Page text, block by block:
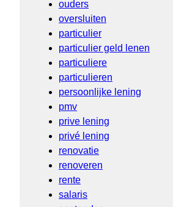
ouders
oversluiten
particulier
particulier geld lenen
particuliere
particulieren
persoonlijke lening
pmv
prive lening
privé lening
renovatie
renoveren
rente
salaris